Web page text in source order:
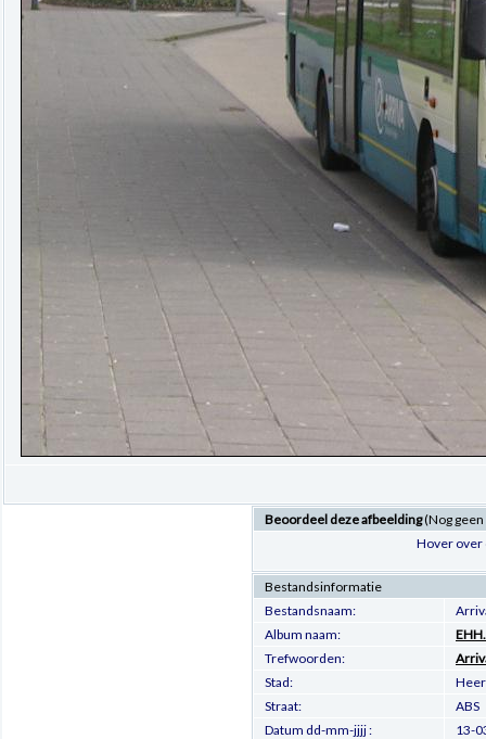
Beoordeel deze afbeelding(Nog
Hover over
Bestandsinformatie
Bestandsnaam:
Album naam:
Trefwoorden:
Stad:
Straat:
ABS
Datum dd-mm-jjjj :
13-